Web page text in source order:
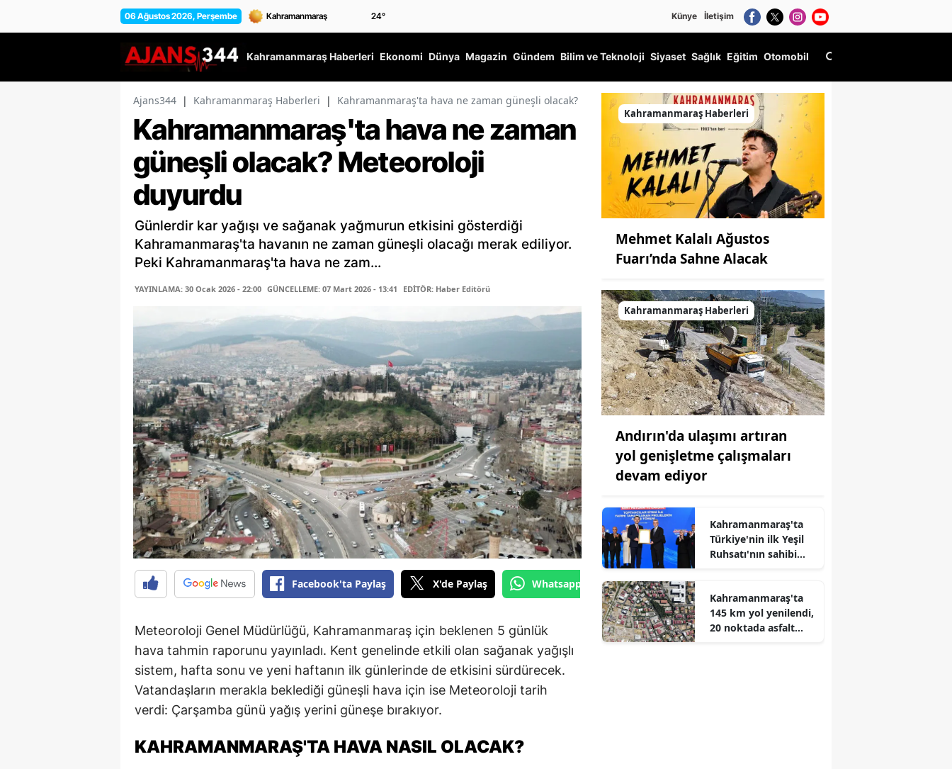
06 Ağustos 2026, Perşembe 24° Künye İletişim
Kahramanmaraş Haberleri Ekonomi Dünya Magazin Gündem Bilim ve Teknoloji Siyaset Sağlık Eğitim Otomobil
Ajans344 | Kahramanmaraş Haberleri | Kahramanmaraş'ta hava ne zaman güneşli olacak? Meteoroloji duyurdu
Kahramanmaraş'ta hava ne zaman
güneşli olacak? Meteoroloji
duyurdu
Günlerdir kar yağışı ve sağanak yağmurun etkisini gösterdiği
Kahramanmaraş'ta havanın ne zaman güneşli olacağı merak ediliyor.
Peki Kahramanmaraş'ta hava ne zam...
YAYINLAMA: 30 Ocak 2026 - 22:00 GÜNCELLEME: 07 Mart 2026 - 13:41 EDİTÖR: Haber Editörü
Facebook'ta Paylaş X'de Paylaş Whatsapp'tan Gönder
Meteoroloji Genel Müdürlüğü, Kahramanmaraş için beklenen 5 günlük
hava tahmin raporunu yayınladı. Kent genelinde etkili olan sağanak yağışlı
sistem, hafta sonu ve yeni haftanın ilk günlerinde de etkisini sürdürecek.
Vatandaşların merakla beklediği güneşli hava için ise Meteoroloji tarih
verdi: Çarşamba günü yağış yerini güneşe bırakıyor.
KAHRAMANMARAŞ'TA HAVA NASIL OLACAK?
Kahramanmaraş Haberleri
Mehmet Kalalı Ağustos
Fuarı’nda Sahne Alacak
Kahramanmaraş Haberleri
Andırın'da ulaşımı artıran
yol genişletme çalışmaları
devam ediyor
Kahramanmaraş'ta
Türkiye'nin ilk Yeşil
Ruhsatı'nın sahibi
Kahramanmaraş'ta
145 km yol yenilendi,
20 noktada asfalt